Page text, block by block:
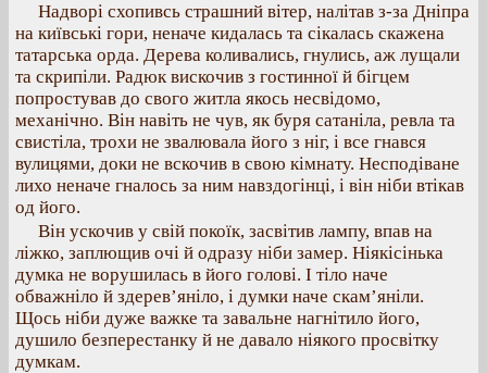
Надворі схопивсь страшний вітер, налітав з-за Дніпра
на київські гори, неначе кидалась та сікалась скажена
татарська орда. Дерева коливались, гнулись, аж лущали
та скрипіли. Радюк вискочив з гостинної й бігцем
попростував до свого житла якось несвідомо,
механічно. Він навіть не чув, як буря сатаніла, ревла та
свистіла, трохи не звалювала його з ніг, і все гнався
вулицями, доки не вскочив в свою кімнату. Несподіване
лихо неначе гналось за ним навздогінці, і він ніби втікав
од його.
Він ускочив у свій покоїк, засвітив лампу, впав на
ліжко, заплющив очі й одразу ніби замер. Ніякісінька
думка не ворушилась в його голові. І тіло наче
обважніло й здерев’яніло, і думки наче скам’яніли.
Щось ніби дуже важке та завальне нагнітило його,
душило безперестанку й не давало ніякого просвітку
думкам.